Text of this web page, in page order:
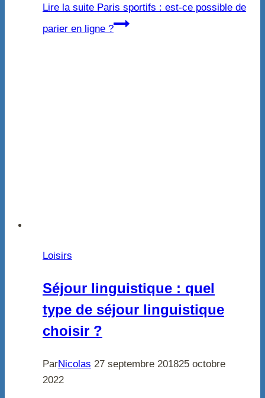
Lire la suite Paris sportifs : est-ce possible de
parier en ligne ?
Loisirs
Séjour linguistique : quel
type de séjour linguistique
choisir ?
ParNicolas 27 septembre 201825 octobre
2022